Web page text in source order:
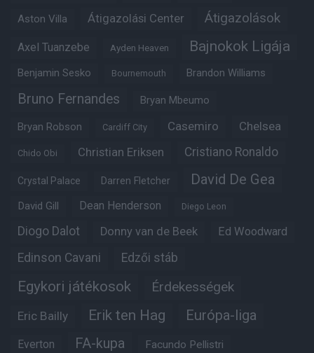
Aston Villa Átigazolási Center Átigazolások
Axel Tuanzebe Ayden Heaven Bajnokok Ligája
Benjamin Sesko Bournemouth Brandon Williams
Bruno Fernandes Bryan Mbeumo
Bryan Robson Cardiff City Casemiro Chelsea
Chido Obi Christian Eriksen Cristiano Ronaldo
Crystal Palace Darren Fletcher David De Gea
David Gill Dean Henderson Diego Leon
Diogo Dalot Donny van de Beek Ed Woodward
Edinson Cavani Edzői stáb
Egykori játékosok Érdekességek
Eric Bailly Erik ten Hag Európa-liga
Everton FA-kupa Facundo Pellistri